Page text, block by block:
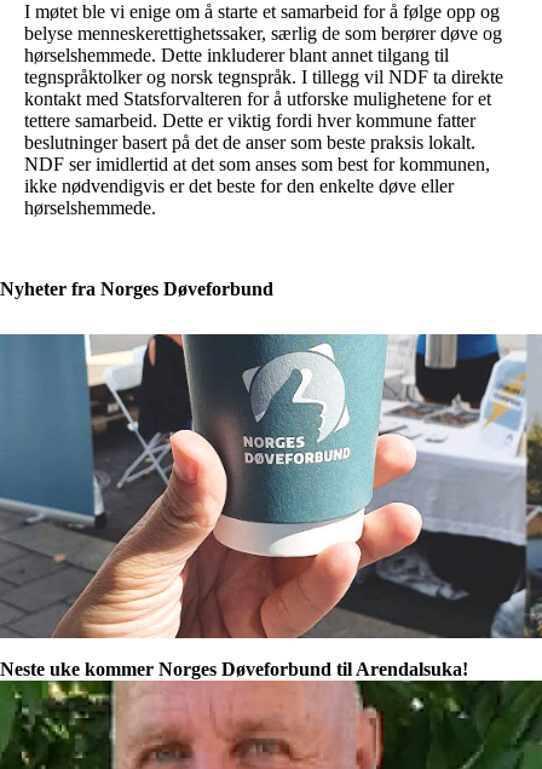
I møtet ble vi enige om å starte et samarbeid for å følge opp og
belyse menneskerettighetssaker, særlig de som berører døve og
hørselshemmede. Dette inkluderer blant annet tilgang til
tegnspråktolker og norsk tegnspråk. I tillegg vil NDF ta direkte
kontakt med Statsforvalteren for å utforske mulighetene for et
tettere samarbeid. Dette er viktig fordi hver kommune fatter
beslutninger basert på det de anser som beste praksis lokalt.
NDF ser imidlertid at det som anses som best for kommunen,
ikke nødvendigvis er det beste for den enkelte døve eller
hørselshemmede.
Nyheter fra Norges Døveforbund
Neste uke kommer Norges Døveforbund til Arendalsuka!